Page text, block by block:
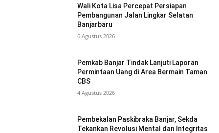
Wali Kota Lisa Percepat Persiapan
Pembangunan Jalan Lingkar Selatan
Banjarbaru
6 Agustus 2026
Pemkab Banjar Tindak Lanjuti Laporan
Permintaan Uang di Area Bermain Taman
CBS
4 Agustus 2026
Pembekalan Paskibraka Banjar, Sekda
Tekankan Revolusi Mental dan Integritas